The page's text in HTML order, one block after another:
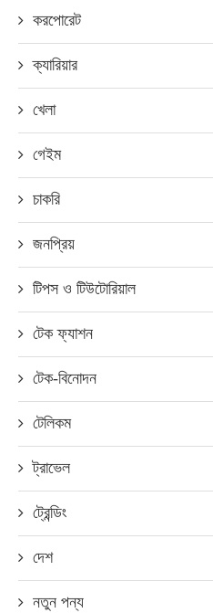
করপোরেট
ক্যারিয়ার
খেলা
গেইম
চাকরি
জনপ্রিয়
টিপস ও টিউটোরিয়াল
টেক ফ্যাশন
টেক-বিনোদন
টেলিকম
ট্রাভেল
ট্রেন্ডিং
দেশ
নতুন পন্য